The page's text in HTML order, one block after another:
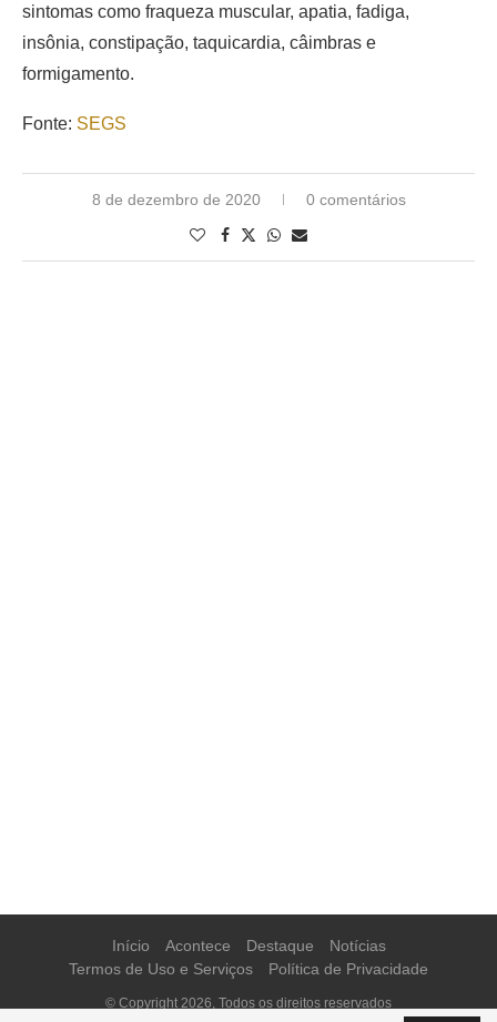
sintomas como fraqueza muscular, apatia, fadiga,
insônia, constipação, taquicardia, câimbras e
formigamento.
Fonte: SEGS
8 de dezembro de 2020 0 comentários
Início Acontece Destaque
Notícias
Termos de Uso e Serviços
Política de Privacidade
© Copyright 2026, Todos os direitos reservados